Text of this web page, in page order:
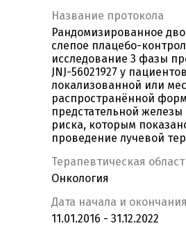
Название протокола
Рандомизированное
слепое плацебо-
исследование 3 фазы
JNJ-56021927 у
локализованной или
распространённой
предстательной железы
риска, которым
проведение лучевой
Терапевтическая
Онкология
Дата начала и
11.01.2016 - 31.12.2022